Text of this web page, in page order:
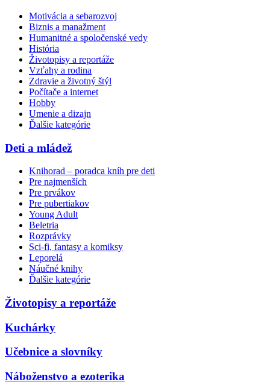
Motivácia a sebarozvoj
Biznis a manažment
Humanitné a spoločenské vedy
História
Životopisy a reportáže
Vzťahy a rodina
Zdravie a životný štýl
Počítače a internet
Hobby
Umenie a dizajn
Ďalšie kategórie
Deti a mládež
Knihorad – poradca kníh pre deti
Pre najmenších
Pre prvákov
Pre pubertiakov
Young Adult
Beletria
Rozprávky
Sci-fi, fantasy a komiksy
Leporelá
Náučné knihy
Ďalšie kategórie
Životopisy a reportáže
Kuchárky
Učebnice a slovníky
Náboženstvo a ezoterika